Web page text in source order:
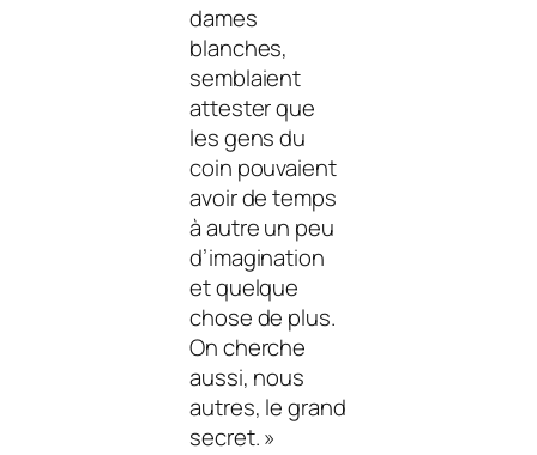
dames
blanches,
semblaient
attester que
les gens du
coin pouvaient
avoir de temps
à autre un peu
d’imagination
et quelque
chose de plus.
On cherche
aussi, nous
autres, le grand
secret. »